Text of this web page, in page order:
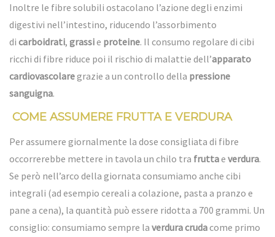
Inoltre le fibre solubili ostacolano l’azione degli enzimi
digestivi nell’intestino, riducendo l’assorbimento
di carboidrati, grassie proteine. Il consumo regolare di cibi
ricchi di fibre riduce poi il rischio di malattie dell’apparato
cardiovascolaregrazie a un controllo della pressione
sanguigna.
COME ASSUMERE FRUTTA E VERDURA
Per assumere giornalmente la dose consigliata di fibre
occorrerebbe mettere in tavola un chilo tra fruttae verdura.
Se però nell’arco della giornata consumiamo anche cibi
integrali (ad esempio cereali a colazione, pasta a pranzo e
pane a cena), la quantità può essere ridotta a 700 grammi. Un
consiglio: consumiamo sempre la verdura crudacome primo